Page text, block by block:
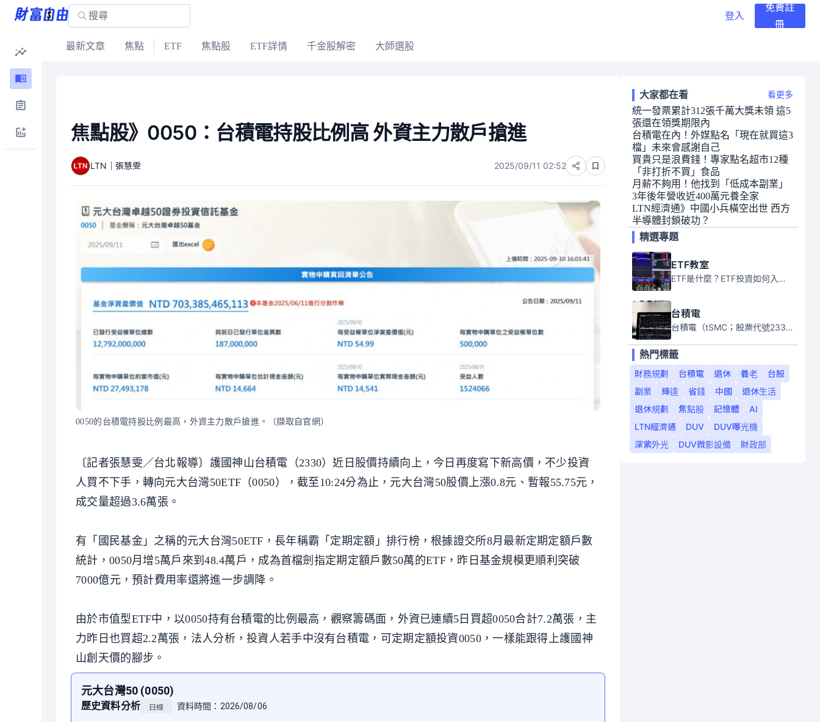
登入
免費註
冊
最新文章 焦點 ETF 焦點股 ETF詳情 千金股解密 大師選股
焦點股》0050：台積電持股比例高 外資主力散戶搶進
LTN｜張慧雯 2025/09/11 02:52
0050的台積電持股比例最高，外資主力散戶搶進。（擷取自官網）
〔記者張慧雯／台北報導〕護國神山台積電（2330）近日股價持續向上，今日再度寫下新高價，不少投資
人買不下手，轉向元大台灣50ETF（0050），截至10:24分為止，元大台灣50股價上漲0.8元、暫報55.75元，
成交量超過3.6萬張。
有「國民基金」之稱的元大台灣50ETF，長年稱霸「定期定額」排行榜，根據證交所8月最新定期定額戶數
統計，0050月增5萬戶來到48.4萬戶，成為首檔劍指定期定額戶數50萬的ETF，昨日基金規模更順利突破
7000億元，預計費用率還將進一步調降。
由於市值型ETF中，以0050持有台積電的比例最高，觀察籌碼面，外資已連續5日買超0050合計7.2萬張，主
力昨日也買超2.2萬張，法人分析，投資人若手中沒有台積電，可定期定額投資0050，一樣能跟得上護國神
山創天價的腳步。
大家都在看 看更多
統一發票累計312張千萬大獎未領 這5
張還在領獎期限內
台積電在內！外媒點名「現在就買這3
檔」未來會感謝自己
買貴只是浪費錢！專家點名超市12種
「非打折不買」食品
月薪不夠用！他找到「低成本副業」
3年後年營收近400萬元養全家
LTN經濟通》中國小兵橫空出世 西方
半導體封鎖破功？
精選專題
ETF教室
ETF是什麼？ETF投資如何入門？本系列專題文章將會告訴你新手必須知道的ETF基礎知識。
台積電
台積電（tSMC；股票代號2330）是全球領先的半導體代工公司，成立於1987年，總部位於台灣新竹。且已於美國、日本、德國及中國設廠，台積電是全球首家專業積體電路製造服務公司，也是全球最先進和最大規模的半導體代工廠。
熱門標籤
財務規劃
台積電 退休 養老
台股
副業
輝達 省錢 中國
退休生活
退休規劃
焦點股 記憶體
AI
LTN經濟通
DUV
DUV曝光機
深紫外光
DUV微影設備 財政部